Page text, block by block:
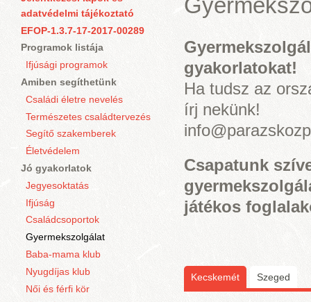
adatvédelmi tájékoztató
EFOP-1.3.7-17-2017-00289
Programok listája
Ifjúsági programok
Amiben segíthetünk
Családi életre nevelés
Természetes családtervezés
Segítő szakemberek
Életvédelem
Jó gyakorlatok
Jegyesoktatás
Ifjúság
Családcsoportok
Gyermekszolgálat
Baba-mama klub
Nyugdíjas klub
Női és férfi kör
gyakorlatokat!
Ha tudsz az
írj nekünk!
Csapatunk
játékos
Kecskemét (aktív fül)
Szeged